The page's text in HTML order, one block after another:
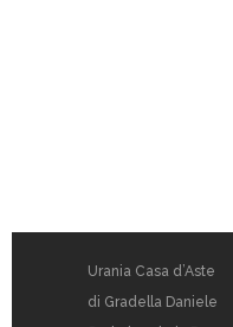
Urania Casa d’Aste
di Gradella Daniele